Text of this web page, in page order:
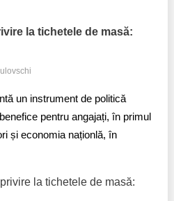
la tichetele de masă:
un instrument de politică
pentru angajați, în primul
și economia naționlă, în
la tichetele de masă: